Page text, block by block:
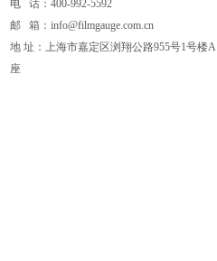
电 话：400-992-5592
邮 箱：info@filmgauge.com.cn
地 址：上海市嘉定区浏翔公路955号1号楼A
座